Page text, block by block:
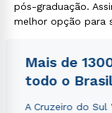
pós-graduação.
melhor opção para
Mais de
todo o
A Cruzeiro do Sul